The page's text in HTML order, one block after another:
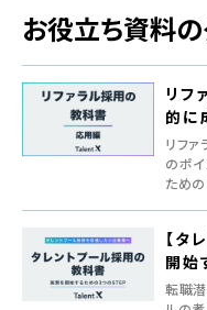
お役立ち資料
リフ
的に
リフ
のポ
ための
【タ
開始
転職